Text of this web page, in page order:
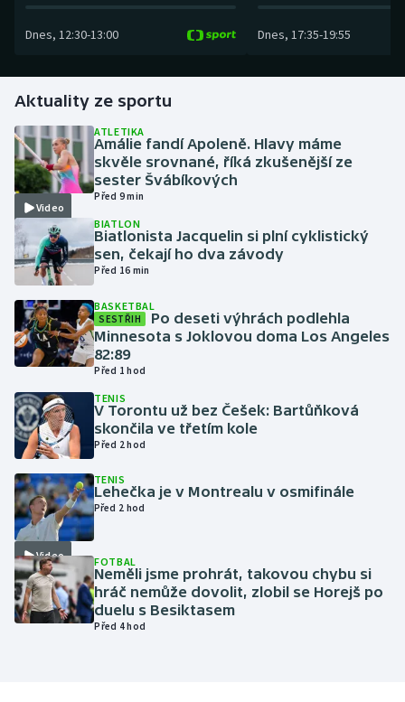
Golf
Gymnastika
Házená
Jezdectví
Judo
Krasobruslení
Lezení
Lyže a snowboard
Moderní pětiboj
Motorsport
Olympijské hry
Parasport
Plavání
Dnes, 12:30-13:00 Dnes, 17:35-19:55
Aktuality ze sportu
Video
ATLETIKA
Amálie fandí Apoleně. Hlavy máme
skvěle srovnané, říká zkušenější ze
sester Švábíkových
Před 9 min
BIATLON
Biatlonista Jacquelin si plní cyklistický
sen, čekají ho dva závody
Před 16 min
BASKETBAL
SESTŘIH
Po deseti výhrách podlehla
Minnesota s Joklovou doma Los Angeles
82:89
Před 1 hod
TENIS
V Torontu už bez Češek: Bartůňková
skončila ve třetím kole
Před 2 hod
Video
TENIS
Lehečka je v Montrealu v osmifinále
Před 2 hod
FOTBAL
Neměli jsme prohrát, takovou chybu si
hráč nemůže dovolit, zlobil se Horejš po
duelu s Besiktasem
Před 4 hod